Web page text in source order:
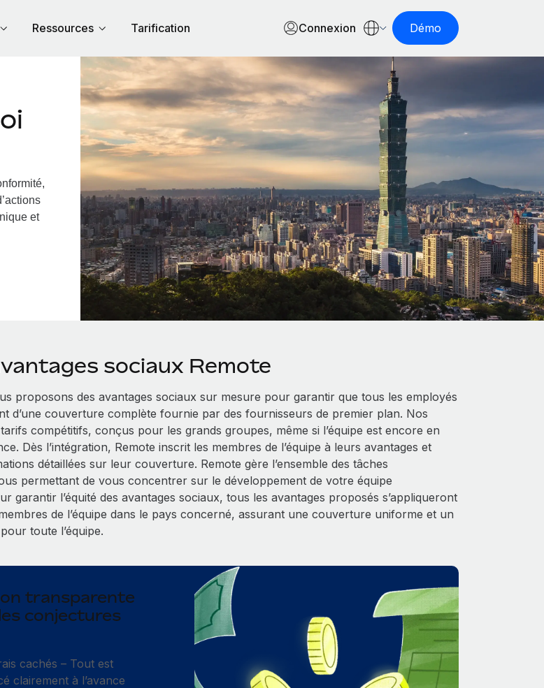
Ressources Tarification Connexion Démo
et
sociaux Remote
proposons des avantages sociaux sur mesure pour garantir que tous les employés
d’une couverture complète fournie par des fournisseurs de premier plan. Nos
compétitifs, conçus pour les grands groupes, même si l’équipe est encore en
Dès l’intégration, Remote inscrit les membres de l’équipe à leurs avantages et
détaillées sur leur couverture. Remote gère l’ensemble des tâches
permettant de vous concentrer sur le développement de votre équipe
garantir l’équité des avantages sociaux, tous les avantages proposés s’appliqueront
de l’équipe dans le pays concerné, assurant une couverture uniforme et un
toute l’équipe.
transparente
conjectures
cachés – Tout est
clairement à l’avance